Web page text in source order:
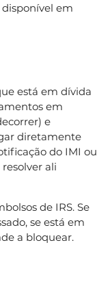
em
está em dívida
em
e
diretamente
do IMI ou
ali
de IRS. Se
se está em
a bloquear.